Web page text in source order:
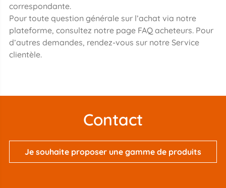
correspondante.
Pour toute question générale sur l’achat via notre
plateforme, consultez notre page FAQ acheteurs. Pour
d’autres demandes, rendez-vous sur notre Service
clientèle.
Contact
Je souhaite proposer une gamme de produits